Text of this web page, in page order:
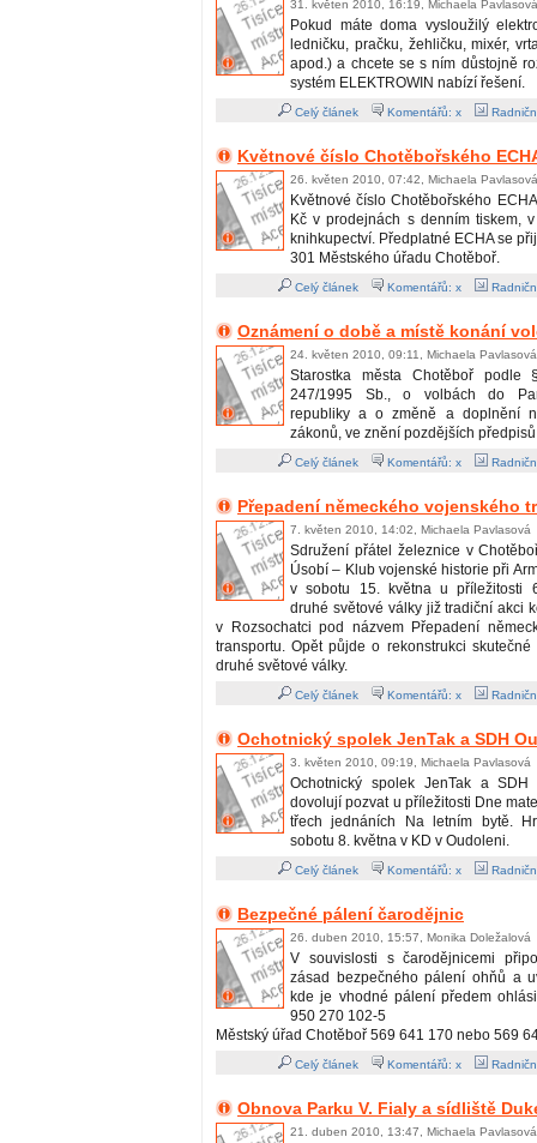
31. květen 2010, 16:19, Michaela Pavlasová
Pokud máte doma vysloužilý
ledničku, pračku, žehličku, mixér,
apod.) a chcete se s ním důstojně
systém ELEKTROWIN nabízí řešení.
Celý článek Komentářů: x
Květnové číslo Chotěbořského
26. květen 2010, 07:42, Michaela Pavlasová
Květnové číslo Chotěbořského
Kč v prodejnách s denním tiskem,
knihkupectví. Předplatné ECHA se
301 Městského úřadu Chotěboř.
Celý článek Komentářů: x
Oznámení o době a místě konání
24. květen 2010, 09:11, Michaela Pavlasová
Starostka města Chotěboř
247/1995 Sb., o volbách do
republiky a o změně a doplnění
zákonů, ve znění pozdějších
Celý článek Komentářů: x
Přepadení německého vojenského
7. květen 2010, 14:02, Michaela Pavlasová
Sdružení přátel železnice v
Úsobí – Klub vojenské historie při
v sobotu 15. května u příležitosti
druhé světové války již tradiční akci
v Rozsochatci pod názvem Přepadení
transportu. Opět půjde o rekonstrukci
druhé světové války.
Celý článek Komentářů: x
Ochotnický spolek JenTak a SDH
3. květen 2010, 09:19, Michaela Pavlasová
Ochotnický spolek JenTak a
dovolují pozvat u příležitosti Dne
třech jednáních Na letním bytě.
sobotu 8. května v KD v Oudoleni.
Celý článek Komentářů: x
Bezpečné pálení čarodějnic
26. duben 2010, 15:57, Monika Doležalová
V souvislosti s čarodějnicemi
zásad bezpečného pálení ohňů a
kde je vhodné pálení předem
950 270 102-5
Městský úřad Chotěboř 569 641 170 nebo 569
Celý článek Komentářů: x
Obnova Parku V. Fialy a sídliště
21. duben 2010, 13:47, Michaela Pavlasová